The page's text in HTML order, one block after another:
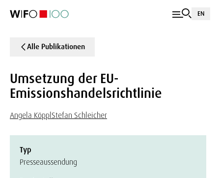
EN
Alle Publikationen
Umsetzung der EU-
Emissionshandelsrichtlinie
Angela Köppl Stefan Schleicher
Typ
Presseaussendung